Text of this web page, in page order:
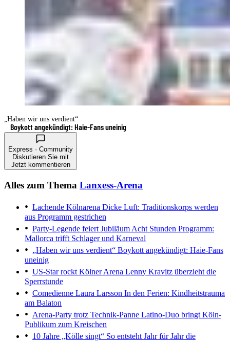
„Haben wir uns verdient“
Boykott angekündigt: Haie-Fans uneinig
Express · Community
Diskutieren Sie mit
Jetzt kommentieren
Alles zum Thema Lanxess-Arena
Lachende Kölnarena Dicke Luft: Traditionskorps werden
aus Programm gestrichen
Party-Legende feiert Jubiläum Acht Stunden Programm:
Mallorca trifft Schlager und Karneval
„Haben wir uns verdient“ Boykott angekündigt: Haie-Fans
uneinig
US-Star rockt Kölner Arena Lenny Kravitz überzieht die
Sperrstunde
Comedienne Laura Larsson In den Ferien: Kindheitstrauma
am Balaton
Arena-Party trotz Technik-Panne Latino-Duo bringt Köln-
Publikum zum Kreischen
10 Jahre „Kölle singt“ So entsteht Jahr für Jahr die